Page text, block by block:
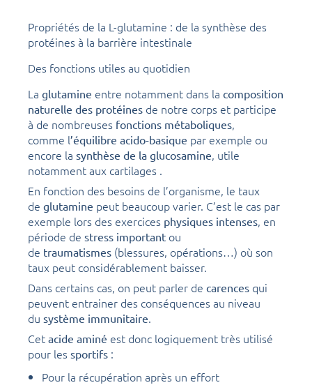
Propriétés de la L-glutamine : de la synthèse des
protéines à la barrière intestinale
Des fonctions utiles au quotidien
La glutamine entre notamment dans la composition
naturelle des protéines de notre corps et participe
à de nombreuses fonctions métaboliques,
comme l’équilibre acido-basique par exemple ou
encore la synthèse de la glucosamine, utile
notamment aux cartilages .
En fonction des besoins de l’organisme, le taux
de glutamine peut beaucoup varier. C’est le cas par
exemple lors des exercices physiques intenses, en
période de stress important ou
de traumatismes (blessures, opérations…) où son
taux peut considérablement baisser.
Dans certains cas, on peut parler de carences qui
peuvent entrainer des conséquences au niveau
du système immunitaire.
Cet acide aminé est donc logiquement très utilisé
pour les sportifs :
Pour la récupération après un effort